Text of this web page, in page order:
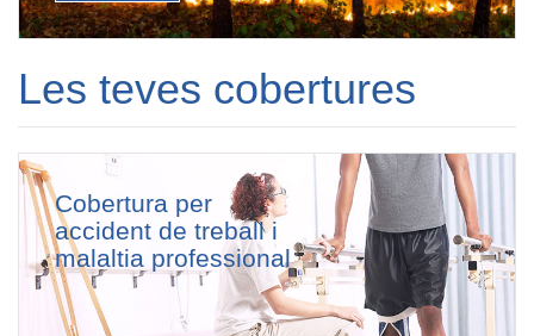
Les teves cobertures
Cobertura per
accident de treball i
malaltia professional